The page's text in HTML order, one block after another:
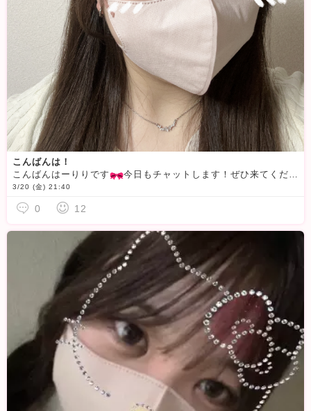
こんばんは！
こんばんはーりりです
今日もチャットします！ぜひ来てくださいね〜写真は別日に撮ってるので今日はこの顔じゃないんですが、笑
3/20 (金) 21:40
0 12